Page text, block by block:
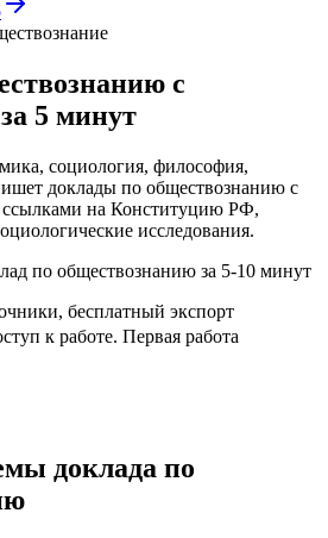
с
5 минут
социология, философия,
доклады по обществознанию с
на Конституцию РФ,
исследования.
по обществознанию за 5-10 минут
бесплатный экспорт
к работе. Первая работа
доклада по